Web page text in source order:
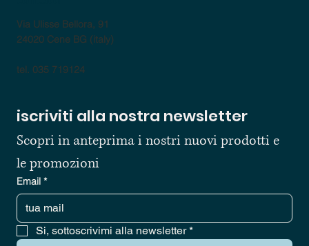
Via Ulisse Bellora, 91
24020 Cene BG (italy)
tel. 035 719124
iscriviti alla nostra newsletter
Scopri in anteprima i nostri nuovi prodotti e
le promozioni
Email *
Si, sottoscrivimi alla newsletter *